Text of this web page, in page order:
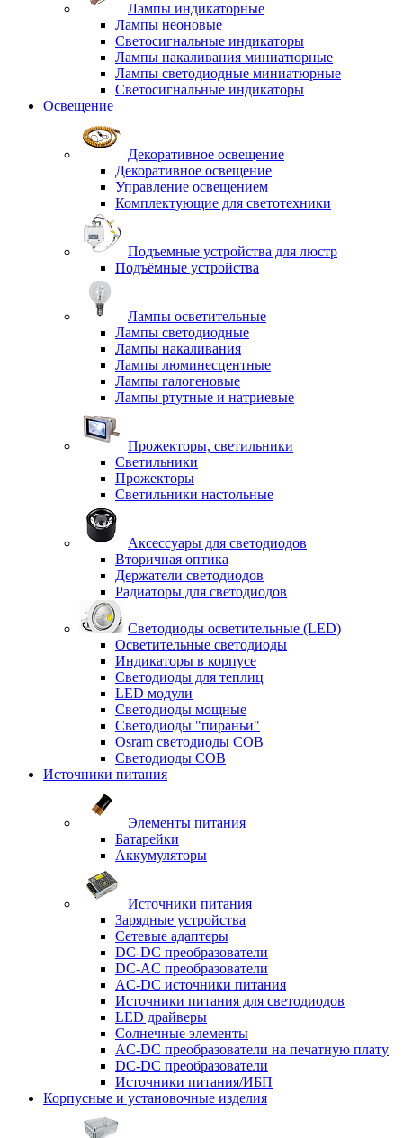
Лампы индикаторные
Лампы неоновые
Светосигнальные индикаторы
Лампы накаливания миниатюрные
Лампы светодиодные миниатюрные
Светосигнальные индикаторы
Освещение
Декоративное освещение
Декоративное освещение
Управление освещением
Комплектующие для светотехники
Подъемные устройства для люстр
Подъёмные устройства
Лампы осветительные
Лампы светодиодные
Лампы накаливания
Лампы люминесцентные
Лампы галогеновые
Лампы ртутные и натриевые
Прожекторы, светильники
Светильники
Прожекторы
Светильники настольные
Аксессуары для светодиодов
Вторичная оптика
Держатели светодиодов
Радиаторы для светодиодов
Светодиоды осветительные (LED)
Осветительные светодиоды
Индикаторы в корпусе
Светодиоды для теплиц
LED модули
Светодиоды мощные
Светодиоды "пираньи"
Osram светодиоды COB
Светодиоды COB
Источники питания
Элементы питания
Батарейки
Аккумуляторы
Источники питания
Зарядные устройства
Сетевые адаптеры
DC-DC преобразователи
DC-AC преобразователи
AC-DC источники питания
Источники питания для светодиодов
LED драйверы
Солнечные элементы
AC-DC преобразователи на печатную плату
DC-DC преобразователи
Источники питания/ИБП
Корпусные и установочные изделия